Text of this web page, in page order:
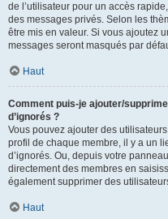
de l’utilisateur pour un accès
des messages privés. Selon les
être mis en valeur. Si vous ajoutez
messages seront masqués par
Haut
Comment puis-je ajouter/
d’ignorés ?
Vous pouvez ajouter des
profil de chaque membre, il y a un
d’ignorés. Ou, depuis votre
directement des membres en
également supprimer des
Haut